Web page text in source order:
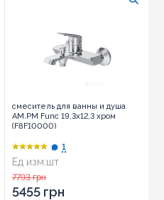
смеситель для ванны и душа
AM.PM Func 19,3х12,3 хром
(F8F10000)
Ед изм:шт
1
7793 грн
5455 грн